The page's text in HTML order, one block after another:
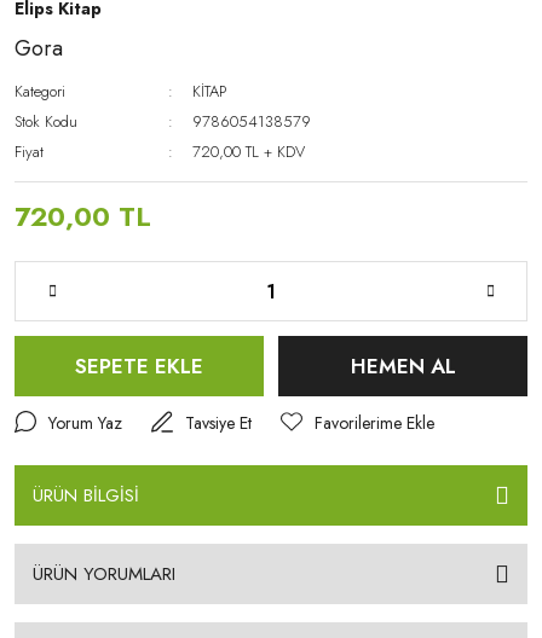
Elips Kitap
Gora
Kategori
KİTAP
Stok Kodu
9786054138579
Fiyat
720,00 TL + KDV
720,00 TL
SEPETE EKLE HEMEN AL
Yorum Yaz Tavsiye Et
ÜRÜN BİLGİSİ
ÜRÜN YORUMLARI